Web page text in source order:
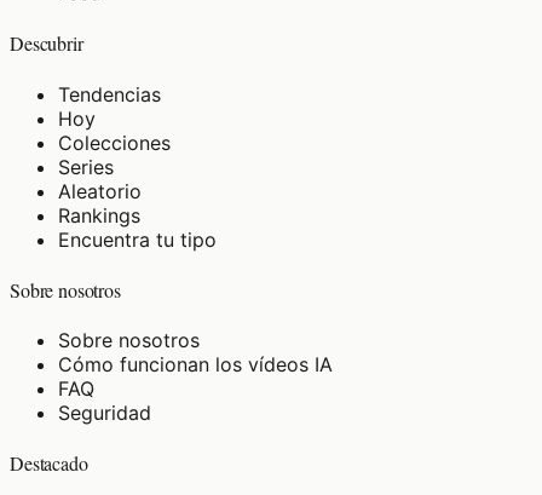
Descubrir
Tendencias
Hoy
Colecciones
Series
Aleatorio
Rankings
Encuentra tu tipo
Sobre nosotros
Sobre nosotros
Cómo funcionan los vídeos IA
FAQ
Seguridad
Destacado